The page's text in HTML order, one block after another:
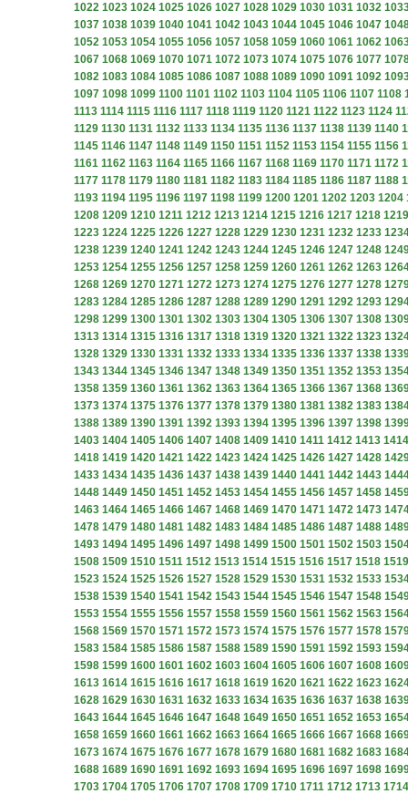
1022 1023 1024 1025 1026 1027 1028 1029 1030 1031 1032
1037 1038 1039 1040 1041 1042 1043 1044 1045 1046 1047
1052 1053 1054 1055 1056 1057 1058 1059 1060 1061 1062
1067 1068 1069 1070 1071 1072 1073 1074 1075 1076 1077
1082 1083 1084 1085 1086 1087 1088 1089 1090 1091 1092
1097 1098 1099 1100 1101 1102 1103 1104 1105 1106 1107 1108
1113 1114 1115 1116 1117 1118 1119 1120 1121 1122 1123 1124
1129 1130 1131 1132 1133 1134 1135 1136 1137 1138 1139 1140
1145 1146 1147 1148 1149 1150 1151 1152 1153 1154 1155 1156
1161 1162 1163 1164 1165 1166 1167 1168 1169 1170 1171 1172
1177 1178 1179 1180 1181 1182 1183 1184 1185 1186 1187 1188
1193 1194 1195 1196 1197 1198 1199 1200 1201 1202 1203 1204
1208 1209 1210 1211 1212 1213 1214 1215 1216 1217 1218 1219
1223 1224 1225 1226 1227 1228 1229 1230 1231 1232 1233
1238 1239 1240 1241 1242 1243 1244 1245 1246 1247 1248
1253 1254 1255 1256 1257 1258 1259 1260 1261 1262 1263
1268 1269 1270 1271 1272 1273 1274 1275 1276 1277 1278
1283 1284 1285 1286 1287 1288 1289 1290 1291 1292 1293
1298 1299 1300 1301 1302 1303 1304 1305 1306 1307 1308
1313 1314 1315 1316 1317 1318 1319 1320 1321 1322 1323
1328 1329 1330 1331 1332 1333 1334 1335 1336 1337 1338
1343 1344 1345 1346 1347 1348 1349 1350 1351 1352 1353
1358 1359 1360 1361 1362 1363 1364 1365 1366 1367 1368
1373 1374 1375 1376 1377 1378 1379 1380 1381 1382 1383
1388 1389 1390 1391 1392 1393 1394 1395 1396 1397 1398
1403 1404 1405 1406 1407 1408 1409 1410 1411 1412 1413 1414
1418 1419 1420 1421 1422 1423 1424 1425 1426 1427 1428
1433 1434 1435 1436 1437 1438 1439 1440 1441 1442 1443
1448 1449 1450 1451 1452 1453 1454 1455 1456 1457 1458
1463 1464 1465 1466 1467 1468 1469 1470 1471 1472 1473
1478 1479 1480 1481 1482 1483 1484 1485 1486 1487 1488
1493 1494 1495 1496 1497 1498 1499 1500 1501 1502 1503
1508 1509 1510 1511 1512 1513 1514 1515 1516 1517 1518 1519
1523 1524 1525 1526 1527 1528 1529 1530 1531 1532 1533
1538 1539 1540 1541 1542 1543 1544 1545 1546 1547 1548
1553 1554 1555 1556 1557 1558 1559 1560 1561 1562 1563
1568 1569 1570 1571 1572 1573 1574 1575 1576 1577 1578
1583 1584 1585 1586 1587 1588 1589 1590 1591 1592 1593
1598 1599 1600 1601 1602 1603 1604 1605 1606 1607 1608
1613 1614 1615 1616 1617 1618 1619 1620 1621 1622 1623
1628 1629 1630 1631 1632 1633 1634 1635 1636 1637 1638
1643 1644 1645 1646 1647 1648 1649 1650 1651 1652 1653
1658 1659 1660 1661 1662 1663 1664 1665 1666 1667 1668
1673 1674 1675 1676 1677 1678 1679 1680 1681 1682 1683
1688 1689 1690 1691 1692 1693 1694 1695 1696 1697 1698
1703 1704 1705 1706 1707 1708 1709 1710 1711 1712 1713 1714